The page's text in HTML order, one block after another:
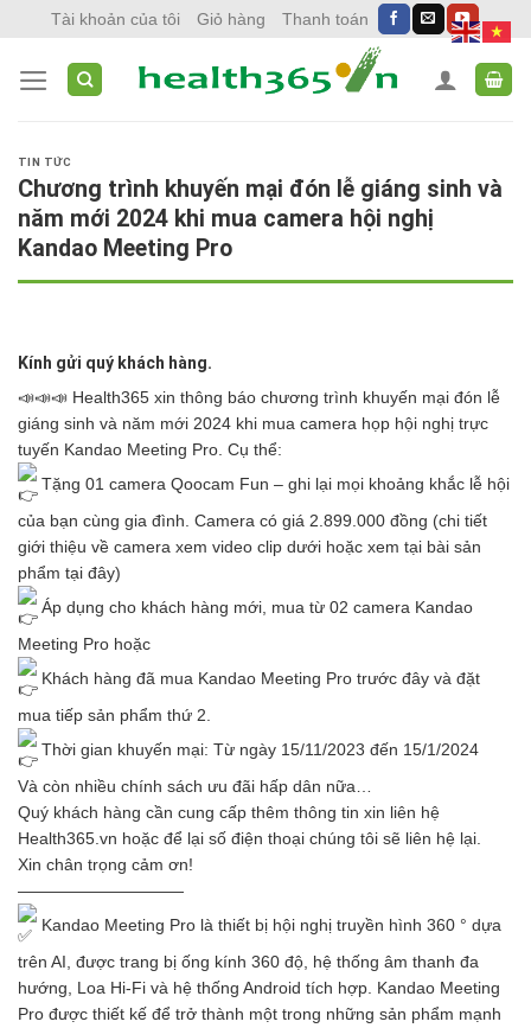
Tài khoản của tôi Giỏ hàng Thanh toán
TIN TỨC
Chương trình khuyến mại đón lễ giáng sinh và
năm mới 2024 khi mua camera hội nghị
Kandao Meeting Pro
Kính gửi quý khách hàng.
📣📣📣 Health365 xin thông báo chương trình khuyến mại đón lễ
giáng sinh và năm mới 2024 khi mua camera họp hội nghị trực
tuyến Kandao Meeting Pro. Cụ thể:
Tặng 01 camera Qoocam Fun – ghi lại mọi khoảng khắc lễ hội
của bạn cùng gia đình. Camera có giá 2.899.000 đồng (chi tiết
giới thiệu về camera xem video clip dưới hoặc xem tại bài sản
phẩm tại đây)
Áp dụng cho khách hàng mới, mua từ 02 camera Kandao
Meeting Pro hoặc
Khách hàng đã mua Kandao Meeting Pro trước đây và đặt
mua tiếp sản phẩm thứ 2.
Thời gian khuyến mại: Từ ngày 15/11/2023 đến 15/1/2024
Và còn nhiều chính sách ưu đãi hấp dân nữa…
Quý khách hàng cần cung cấp thêm thông tin xin liên hệ
Health365.vn hoặc để lại số điện thoại chúng tôi sẽ liên hệ lại.
Xin chân trọng cảm ơn!
——————————
Kandao Meeting Pro là thiết bị hội nghị truyền hình 360 ° dựa
trên AI, được trang bị ống kính 360 độ, hệ thống âm thanh đa
hướng, Loa Hi-Fi và hệ thống Android tích hợp. Kandao Meeting
Pro được thiết kế để trở thành một trong những sản phẩm mạnh